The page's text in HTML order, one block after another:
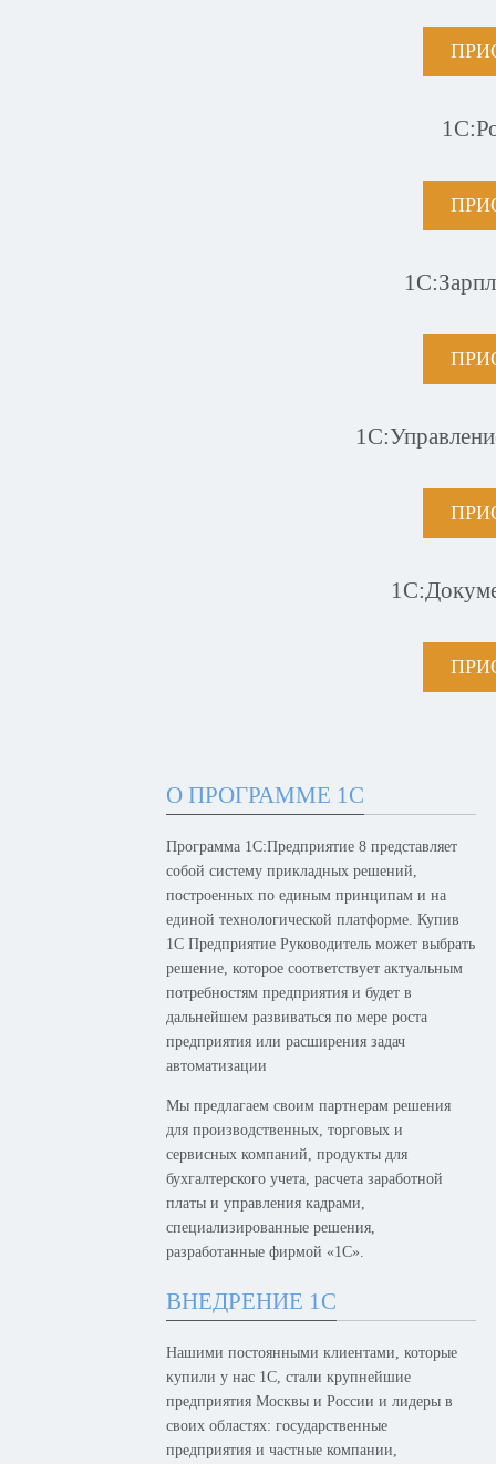
О ПРОГРАММЕ 1С
Программа 1С:Предприятие 8 представляет
собой систему прикладных решений,
построенных по единым принципам и на
единой технологической платформе. Купив
1С Предприятие Руководитель может выбрать
решение, которое соответствует актуальным
потребностям предприятия и будет в
дальнейшем развиваться по мере роста
предприятия или расширения задач
автоматизации
Мы предлагаем своим партнерам решения
для производственных, торговых и
сервисных компаний, продукты для
бухгалтерского учета, расчета заработной
платы и управления кадрами,
специализированные решения,
разработанные фирмой «1С».
ВНЕДРЕНИЕ 1С
Нашими постоянными клиентами, которые
купили у нас 1С, стали крупнейшие
предприятия Москвы и России и лидеры в
своих областях: государственные
предприятия и частные компании,